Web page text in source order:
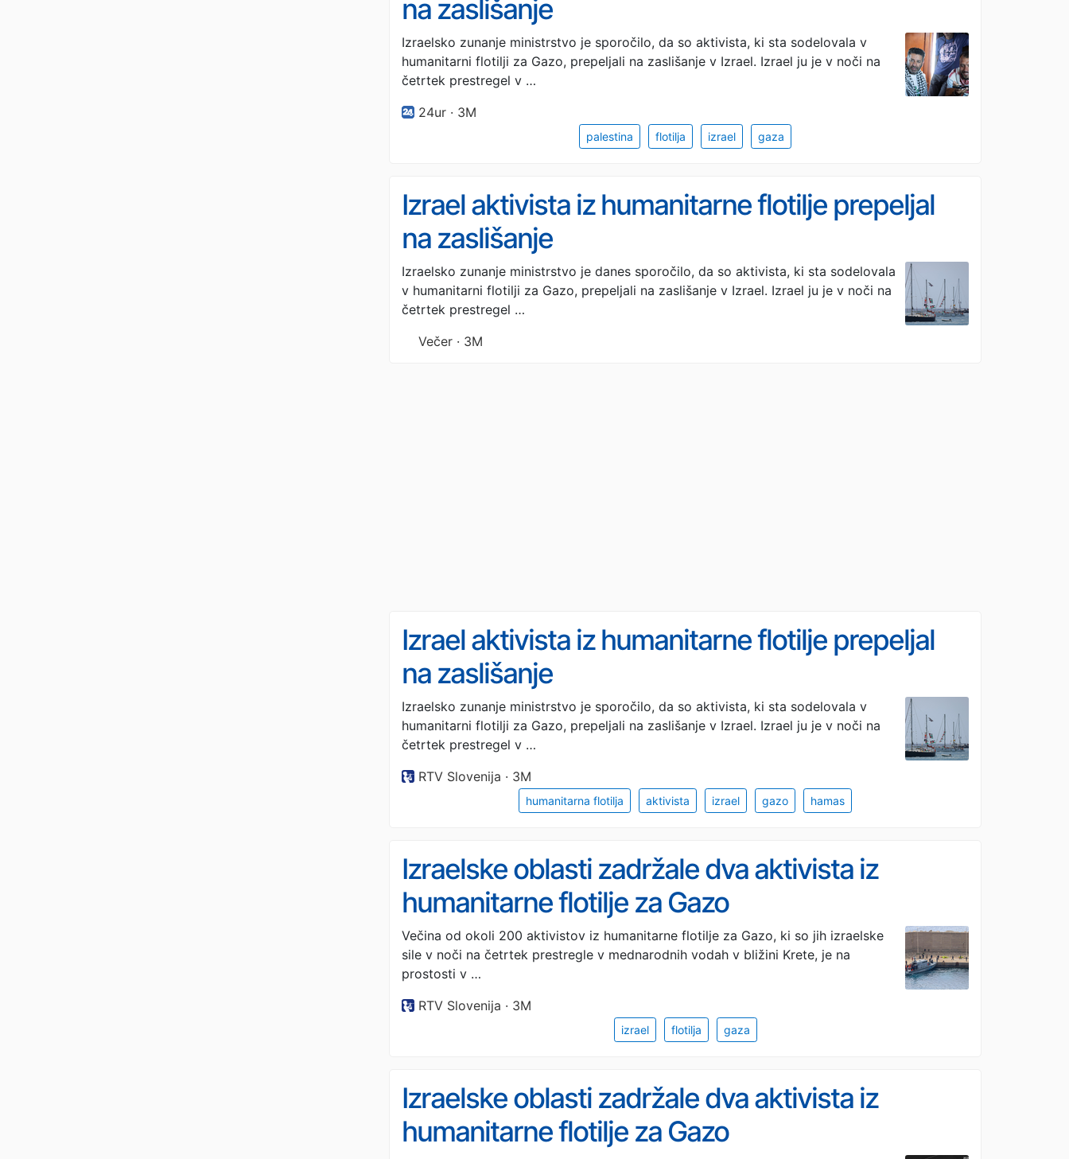
na zaslišanje
Izraelsko zunanje ministrstvo je sporočilo, da so aktivista, ki sta sodelovala v
humanitarni flotilji za Gazo, prepeljali na zaslišanje v Izrael. Izrael ju je v noči na
četrtek prestregel v …
24ur · 3M
palestina flotilja izrael gaza
Izrael aktivista iz humanitarne flotilje prepeljal
na zaslišanje
Izraelsko zunanje ministrstvo je danes sporočilo, da so aktivista, ki sta sodelovala
v humanitarni flotilji za Gazo, prepeljali na zaslišanje v Izrael. Izrael ju je v noči na
četrtek prestregel …
Večer · 3M
Izrael aktivista iz humanitarne flotilje prepeljal
na zaslišanje
Izraelsko zunanje ministrstvo je sporočilo, da so aktivista, ki sta sodelovala v
humanitarni flotilji za Gazo, prepeljali na zaslišanje v Izrael. Izrael ju je v noči na
četrtek prestregel v …
RTV Slovenija · 3M
humanitarna flotilja aktivista izrael gazo hamas
Izraelske oblasti zadržale dva aktivista iz
humanitarne flotilje za Gazo
Večina od okoli 200 aktivistov iz humanitarne flotilje za Gazo, ki so jih izraelske
sile v noči na četrtek prestregle v mednarodnih vodah v bližini Krete, je na
prostosti v …
RTV Slovenija · 3M
izrael flotilja gaza
Izraelske oblasti zadržale dva aktivista iz
humanitarne flotilje za Gazo